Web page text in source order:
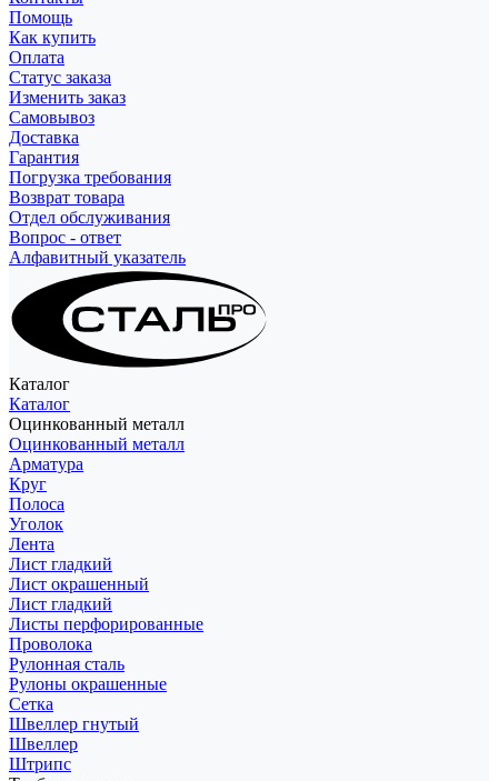
Помощь
Как купить
Оплата
Статус заказа
Изменить заказ
Самовывоз
Доставка
Гарантия
Погрузка требования
Возврат товара
Отдел обслуживания
Вопрос - ответ
Алфавитный указатель
Каталог
Каталог
Оцинкованный металл
Оцинкованный металл
Арматура
Круг
Полоса
Уголок
Лента
Лист гладкий
Лист окрашенный
Лист гладкий
Листы перфорированные
Проволока
Рулонная сталь
Рулоны окрашенные
Сетка
Швеллер гнутый
Швеллер
Штрипс